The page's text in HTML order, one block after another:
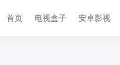
首页 电视盒子 安卓影视